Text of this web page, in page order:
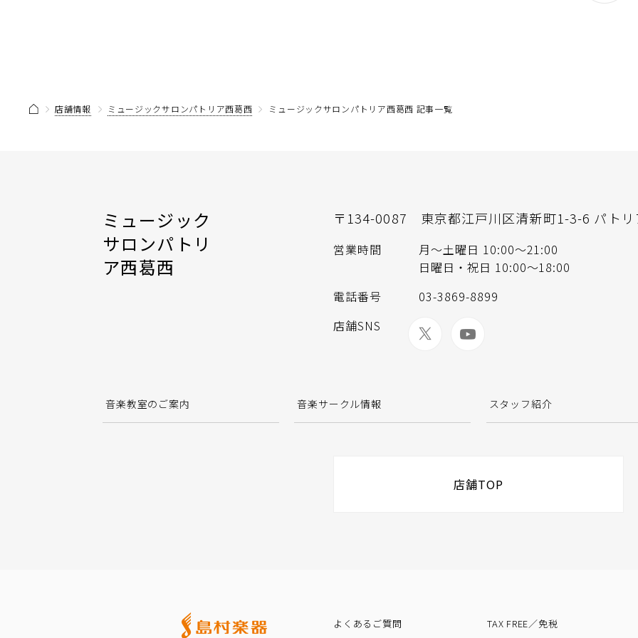
店舗情報 ミュージックサロンパトリア西葛西 ミュージックサロンパトリア西葛西 記事一覧
ミュージック
サロンパトリ
ア西葛西
〒134-0087 東京都江戸川区清新町1-3-6 パト
営業時間
月～土曜日 10:00〜21:00
日曜日・祝日 10:00〜18:00
電話番号
03-3869-8899
店舗SNS
音楽教室のご案内 音楽サークル情報 スタッフ紹介
店舗TOP
よくあるご質問 TAX FREE／免税